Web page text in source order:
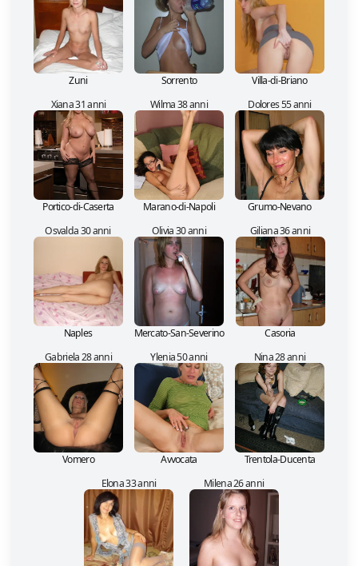
Zuni Sorrento
Villa-di-Briano
Xiana 31 anni
Portico-di-Caserta
Wilma 38 anni
Marano-di-Napoli
Dolores 55 anni
Grumo-Nevano
Osvalda 30 anni
Naples
Olivia 30 anni
Mercato-San-Severino
Giliana 36 anni
Casoria
Gabriela 28 anni
Vomero
Ylenia 50 anni
Avvocata
Nina 28 anni
Trentola-Ducenta
Elona 33 anni
Milena 26 anni